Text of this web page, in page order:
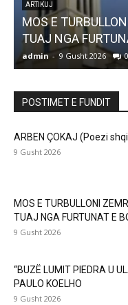
ARTIKUJ
MOS E
TUAJ NGA
admin - 9 Gusht 2026 0
POSTIMET E FUNDIT
ARBEN ÇOKAJ (Poezi
9 Gusht 2026
MOS E TURBULLONI
TUAJ NGA FURTUNAT E
9 Gusht 2026
“BUZË LUMIT PIEDRA U
PAULO KOELHO
9 Gusht 2026